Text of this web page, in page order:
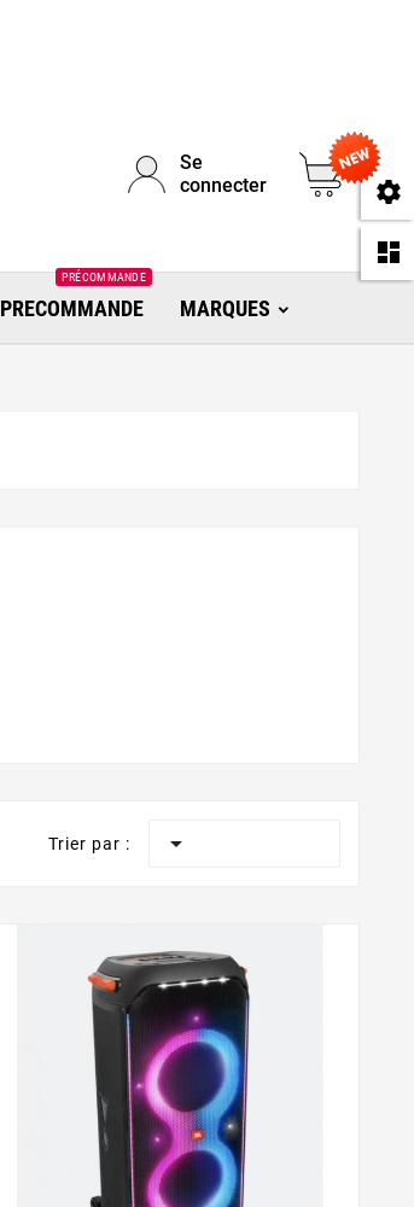
Se
connecter
0
PRECOMMANDE
PRÉCOMMANDE
MARQUES
Trier par : 